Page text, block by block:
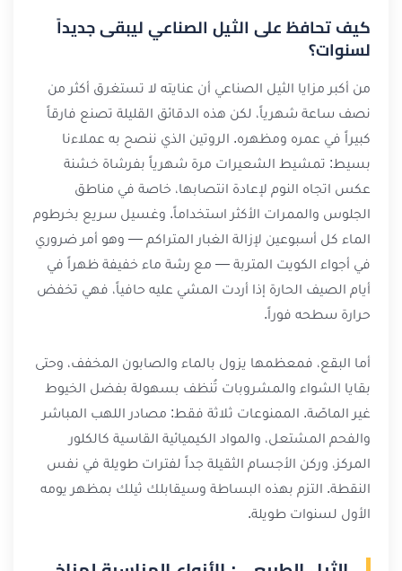
كيف تحافظ على الثيل الصناعي ليبقى جديداً
لسنوات؟
من أكبر مزايا الثيل الصناعي أن عنايته لا تستغرق أكثر من
نصف ساعة شهرياً، لكن هذه الدقائق القليلة تصنع فارقاً
كبيراً في عمره ومظهره. الروتين الذي ننصح به عملاءنا
بسيط: تمشيط الشعيرات مرة شهرياً بفرشاة خشنة
عكس اتجاه النوم لإعادة انتصابها، خاصة في مناطق
الجلوس والممرات الأكثر استخداماً. وغسيل سريع بخرطوم
الماء كل أسبوعين لإزالة الغبار المتراكم — وهو أمر ضروري
في أجواء الكويت المتربة — مع رشة ماء خفيفة ظهراً في
أيام الصيف الحارة إذا أردت المشي عليه حافياً، فهي تخفض
حرارة سطحه فوراً.
أما البقع، فمعظمها يزول بالماء والصابون المخفف، وحتى
بقايا الشواء والمشروبات تُنظف بسهولة بفضل الخيوط
غير الماصّة. الممنوعات ثلاثة فقط: مصادر اللهب المباشر
والفحم المشتعل، والمواد الكيميائية القاسية كالكلور
المركز، وركن الأجسام الثقيلة جداً لفترات طويلة في نفس
النقطة. التزم بهذه البساطة وسيقابلك ثيلك بمظهر يومه
الأول لسنوات طويلة.